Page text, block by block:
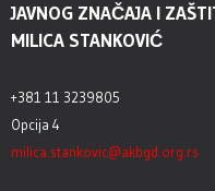
JAVNOG ZNAČAJA I
MILICA STANKOVIĆ
+381 11 3239805
Opcija 4
milica.stankovic@akbgd.org.rs